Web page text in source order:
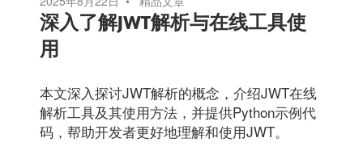
深入了解JWT解析与在线工具使
用
本文深入探讨JWT解析的概念，介绍JWT在线
解析工具及其使用方法，并提供Python示例代
码，帮助开发者更好地理解和使用JWT。